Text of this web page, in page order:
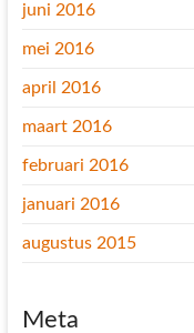
juni 2016
mei 2016
april 2016
maart 2016
februari 2016
januari 2016
augustus 2015
Meta